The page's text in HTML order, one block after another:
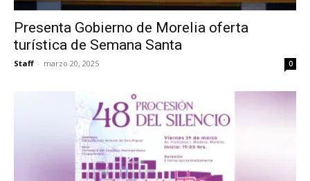
Presenta Gobierno de Morelia oferta
turística de Semana Santa
Staff - marzo 20, 2025 0